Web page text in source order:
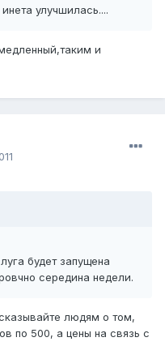
улучшилась....
и
будет запущена
середина недели.
людям о том,
по 500, а цены на связь с